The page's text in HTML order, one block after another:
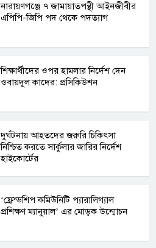
নারায়ণগঞ্জে ৭ জামায়াতপন্থী আইনজীবীর
এপিপি-জিপি পদ থেকে পদত্যাগ
শিক্ষার্থীদের ওপর হামলার নির্দেশ দেন
ওবায়দুল কাদের: প্রসিকিউশন
দুর্ঘটনায় আহতদের জরুরি চিকিৎসা
নিশ্চিত করতে সার্কুলার জারির নির্দেশ
হাইকোর্টের
‘ফ্রেন্ডশিপ কমিউনিটি প্যারালিগ্যাল
প্রশিক্ষণ ম্যানুয়াল’ এর মোড়ক উন্মোচন